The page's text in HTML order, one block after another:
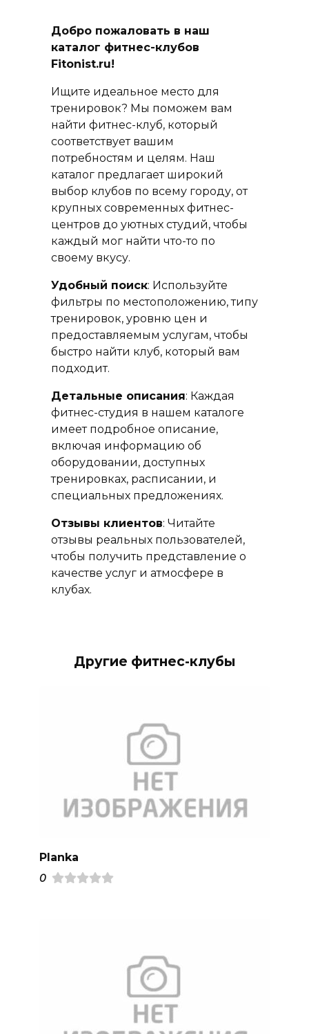
Добро пожаловать в наш
каталог фитнес-клубов
Fitonist.ru!
Ищите идеальное место для
тренировок? Мы поможем вам
найти фитнес-клуб, который
соответствует вашим
потребностям и целям. Наш
каталог предлагает широкий
выбор клубов по всему городу, от
крупных современных фитнес-
центров до уютных студий, чтобы
каждый мог найти что-то по
своему вкусу.
Удобный поиск: Используйте
фильтры по местоположению, типу
тренировок, уровню цен и
предоставляемым услугам, чтобы
быстро найти клуб, который вам
подходит.
Детальные описания: Каждая
фитнес-студия в нашем каталоге
имеет подробное описание,
включая информацию об
оборудовании, доступных
тренировках, расписании, и
специальных предложениях.
Отзывы клиентов: Читайте
отзывы реальных пользователей,
чтобы получить представление о
качестве услуг и атмосфере в
клубах.
Другие фитнес-клубы
Planka
0